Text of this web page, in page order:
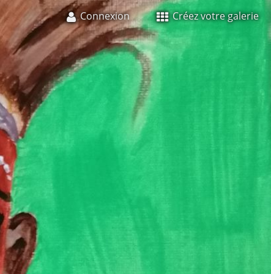
Connexion Créez votre galerie